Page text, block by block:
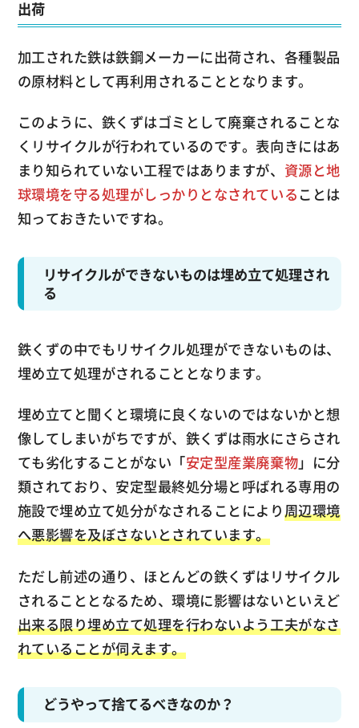
出荷
加工された鉄は鉄鋼メーカーに出荷され、各種製品
の原材料として再利用されることとなります。
このように、鉄くずはゴミとして廃棄されることな
くリサイクルが行われているのです。表向きにはあ
まり知られていない工程ではありますが、 資源と地
球環境を守る処理がしっかりとなされていることは
知っておきたいですね。
リサイクルができないものは埋め立て処理され
る
鉄くずの中でもリサイクル処理ができないものは、
埋め立て処理がされることとなります。
埋め立てと聞くと環境に良くないのではないかと想
像してしまいがちですが、鉄くずは雨水にさらされ
ても劣化することがない「安定型産業廃棄物」に分
類されており、安定型最終処分場と呼ばれる専用の
施設で埋め立て処分がなされることにより周辺環境
へ悪影響を及ぼさないとされています。
ただし前述の通り、ほとんどの鉄くずはリサイクル
されることとなるため、環境に影響はないといえど
出来る限り埋め立て処理を行わないよう工夫がなさ
れていることが伺えます。
どうやって捨てるべきなのか？